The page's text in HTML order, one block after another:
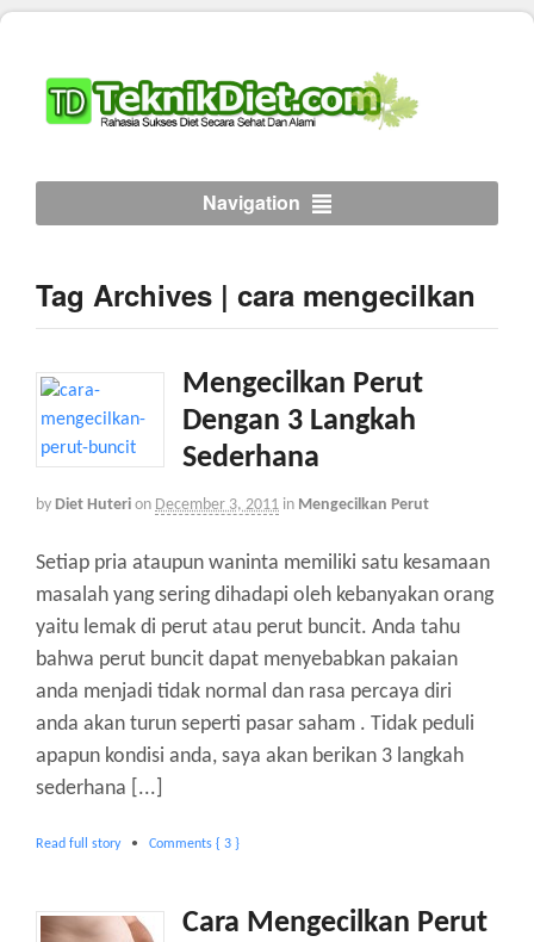
Navigation
Tag Archives | cara mengecilkan
Mengecilkan Perut
Dengan 3 Langkah
Sederhana
by Diet Huteri on December 3, 2011 in Mengecilkan Perut
Setiap pria ataupun waninta memiliki satu kesamaan
masalah yang sering dihadapi oleh kebanyakan orang
yaitu lemak di perut atau perut buncit. Anda tahu
bahwa perut buncit dapat menyebabkan pakaian
anda menjadi tidak normal dan rasa percaya diri
anda akan turun seperti pasar saham . Tidak peduli
apapun kondisi anda, saya akan berikan 3 langkah
sederhana [...]
Read full story • Comments { 3 }
Cara Mengecilkan Perut